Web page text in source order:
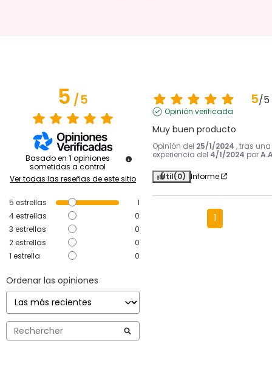
5/5
Basado en 1 opiniones
sometidas a control
Ver todas las reseñas de este sitio
5 estrellas
1
4estrellas
0
3 estrellas
0
2estrellas
0
1 estrella 0
Ordenar las opiniones
5/5
Opinión verificada
Muy buen producto
Opinión del 25/1/2024 , tras una
experiencia del 4/1/2024 por
Útil(0) Informe
1